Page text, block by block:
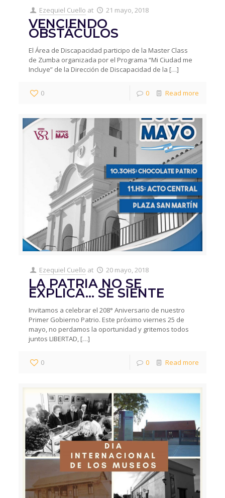
Ezequiel Cuello at 21 mayo, 2018
VENCIENDO
OBSTÁCULOS
El Área de Discapacidad participo de la Master Class
de Zumba organizada por el Programa “Mi Ciudad me
Incluye” de la Dirección de Discapacidad de la […]
0 0 Read more
Ezequiel Cuello at 20 mayo, 2018
LA PATRIA NO SE
EXPLICA… SE SIENTE
Invitamos a celebrar el 208° Aniversario de nuestro
Primer Gobierno Patrio. Este próximo viernes 25 de
mayo, no perdamos la oportunidad y gritemos todos
juntos LIBERTAD, […]
0 0 Read more